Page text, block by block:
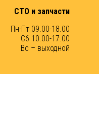
СТО и запчасти
Пн-Пт 09.00-18.00
Сб 10.00-17.00
Вс – выходной